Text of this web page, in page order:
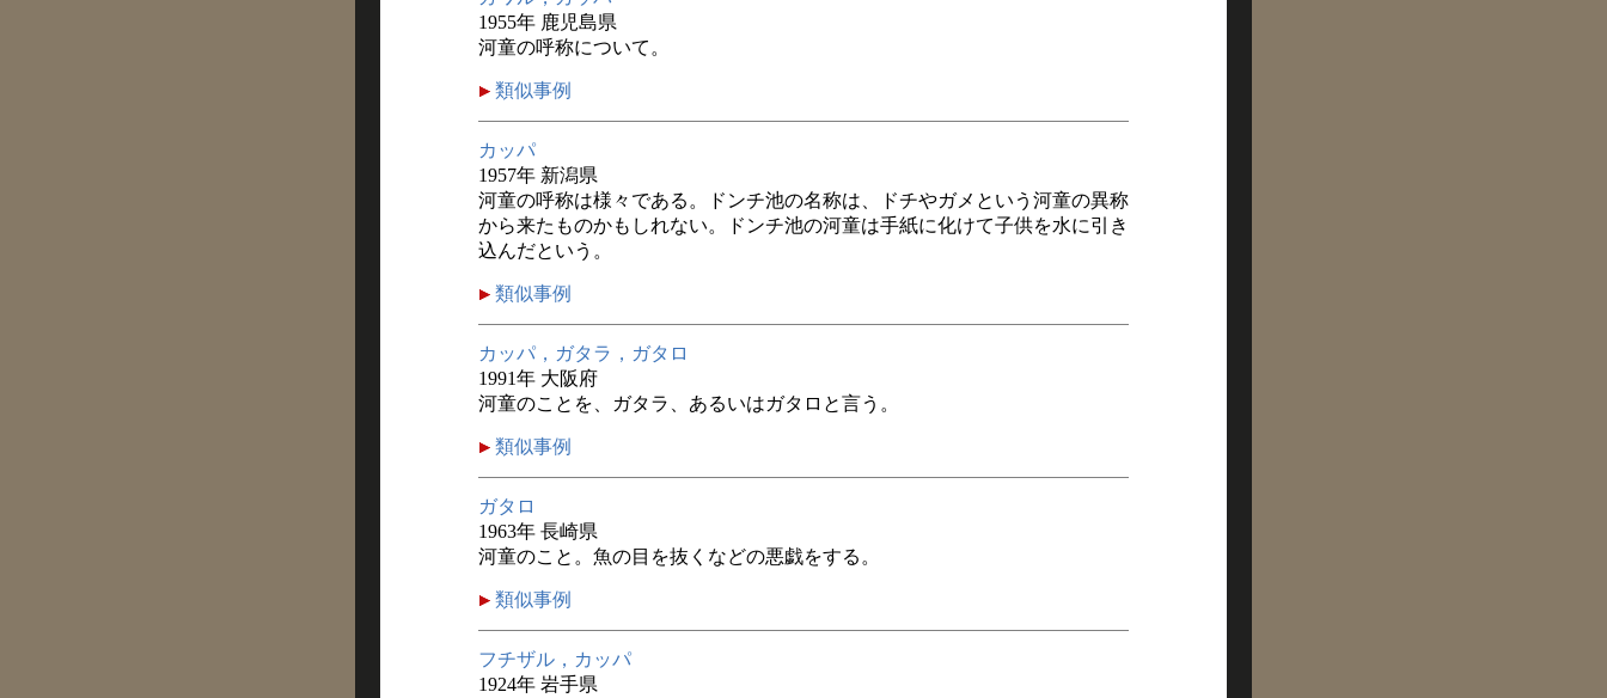
1955年 鹿児島県
河童の呼称について。
類似事例
カッパ
1957年 新潟県
河童の呼称は様々である。ドンチ池の名称は、ドチやガメという河童の異称
から来たものかもしれない。ドンチ池の河童は手紙に化けて子供を水に引き
込んだという。
類似事例
カッパ，ガタラ，ガタロ
1991年 大阪府
河童のことを、ガタラ、あるいはガタロと言う。
類似事例
ガタロ
1963年 長崎県
河童のこと。魚の目を抜くなどの悪戯をする。
類似事例
フチザル，カッパ
1924年 岩手県